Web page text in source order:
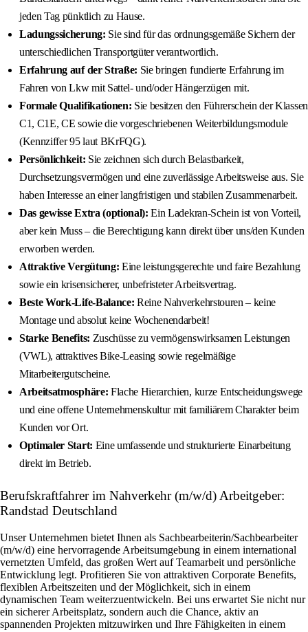
jeden Tag pünktlich zu Hause.
Ladungssicherung: Sie sind für das ordnungsgemäße Sichern der
unterschiedlichen Transportgüter verantwortlich.
Erfahrung auf der Straße: Sie bringen fundierte Erfahrung im
Fahren von Lkw mit Sattel- und/oder Hängerzügen mit.
Formale Qualifikationen: Sie besitzen den Führerschein der Klassen
C1, C1E, CE sowie die vorgeschriebenen Weiterbildungsmodule
(Kennziffer 95 laut BKrFQG).
Persönlichkeit: Sie zeichnen sich durch Belastbarkeit,
Durchsetzungsvermögen und eine zuverlässige Arbeitsweise aus. Sie
haben Interesse an einer langfristigen und stabilen Zusammenarbeit.
Das gewisse Extra (optional): Ein Ladekran-Schein ist von Vorteil,
aber kein Muss – die Berechtigung kann direkt über uns/den Kunden
erworben werden.
Attraktive Vergütung: Eine leistungsgerechte und faire Bezahlung
sowie ein krisensicherer, unbefristeter Arbeitsvertrag.
Beste Work-Life-Balance: Reine Nahverkehrstouren – keine
Montage und absolut keine Wochenendarbeit!
Starke Benefits: Zuschüsse zu vermögenswirksamen Leistungen
(VWL), attraktives Bike-Leasing sowie regelmäßige
Mitarbeitergutscheine.
Arbeitsatmosphäre: Flache Hierarchien, kurze Entscheidungswege
und eine offene Unternehmenskultur mit familiärem Charakter beim
Kunden vor Ort.
Optimaler Start: Eine umfassende und strukturierte Einarbeitung
direkt im Betrieb.
Berufskraftfahrer im Nahverkehr (m/w/d) Arbeitgeber:
Randstad Deutschland
Unser Unternehmen bietet Ihnen als Sachbearbeiterin/Sachbearbeiter
(m/w/d) eine hervorragende Arbeitsumgebung in einem international
vernetzten Umfeld, das großen Wert auf Teamarbeit und persönliche
Entwicklung legt. Profitieren Sie von attraktiven Corporate Benefits,
flexiblen Arbeitszeiten und der Möglichkeit, sich in einem
dynamischen Team weiterzuentwickeln. Bei uns erwartet Sie nicht nur
ein sicherer Arbeitsplatz, sondern auch die Chance, aktiv an
spannenden Projekten mitzuwirken und Ihre Fähigkeiten in einem